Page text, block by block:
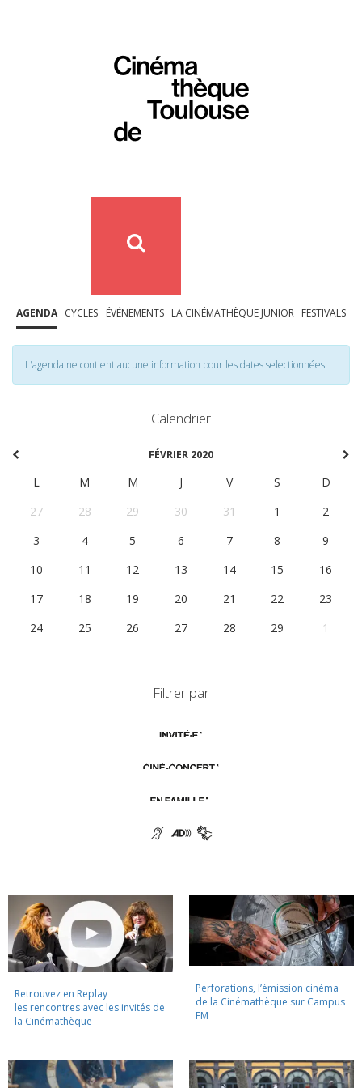
AGENDA CYCLES ÉVÉNEMENTS LA CINÉMATHÈQUE JUNIOR FESTIVALS
L'agenda ne contient aucune information pour les dates selectionnées
Calendrier
FÉVRIER 2020
L M M J V S
D
27
28 29 30 31 1
2
3
4 5 6 7 8
9
10
11 12 13 14 15
16
17
18 19 20 21 22
23
24
25 26 27 28 29 1
Filtrer par
Retrouvez en Replay
les rencontres avec les invités de
la Cinémathèque
Perforations, l’émission cinéma
de la Cinémathèque sur Campus
FM